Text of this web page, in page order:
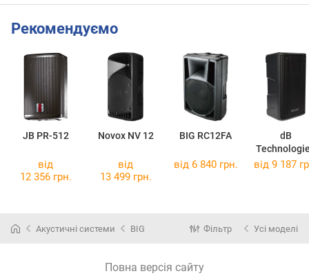
Рекомендуємо
JB PR-512 Novox NV 12 BIG RC12FA
dB
B-Hype 8
від
12 356 грн.
від
13 499 грн.
від 6 840 грн. від 9 187
Акустичні системи BIG Фільтр Усі моделі
Повна версія сайту